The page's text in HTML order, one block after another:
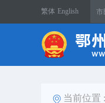
繁体 English 市
当前位置 :